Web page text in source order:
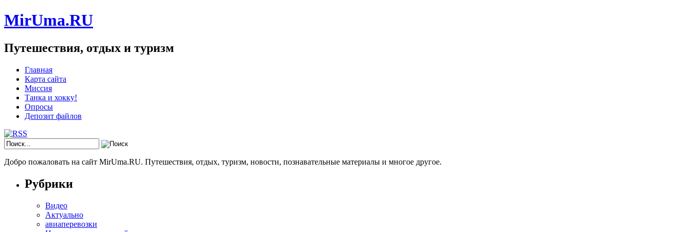
MirUma.RU
Путешествия, отдых и туризм
Главная
Карта сайта
Миссия
Танка и хокку!
Опросы
Депозит файлов
Добро пожаловать на сайт MirUma.RU. Путешествия, отдых, туризм, новости, познавательные материалы и многое другое.
Рубрики
Видео
Актуально
авиаперевозки